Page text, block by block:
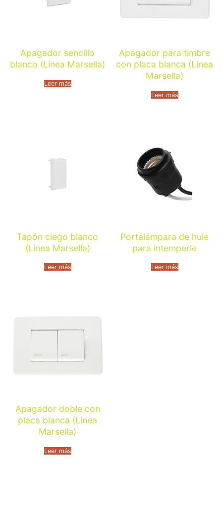
Apagador sencillo
blanco (Línea Marsella)
Leer más
Apagador para timbre
con placa blanca (Línea
Marsella)
Leer más
Tapón ciego blanco
(Línea Marsella)
Leer más
Portalámpara de hule
para intemperie
Leer más
Apagador doble con
placa blanca (Línea
Marsella)
Leer más